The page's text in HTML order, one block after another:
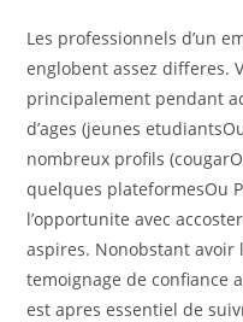
Les professionnels d’un
englobent assez differes.
principalement pendant
d’ages (jeunes
nombreux profils
quelques plateformesOu
l’opportunite avec
aspires. Nonobstant avoir
temoignage de confiance
est apres essentiel de